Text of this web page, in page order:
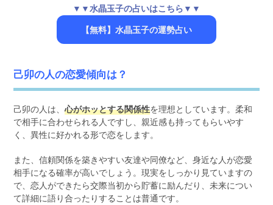
▼▼水晶玉子の占いはこちら▼▼
【無料】水晶玉子の運勢占い
己卯の人の恋愛傾向は？
己卯の人は、心がホッとする関係性を理想としています。柔和
で相手に合わせられる人ですし、親近感も持ってもらいやす
く、異性に好かれる形で恋をします。
また、信頼関係を築きやすい友達や同僚など、身近な人が恋愛
相手になる確率が高いでしょう。現実をしっかり見ていますの
で、恋人ができたら交際当初から貯蓄に励んだり、未来につい
て詳細に語り合ったりすることは普通です。